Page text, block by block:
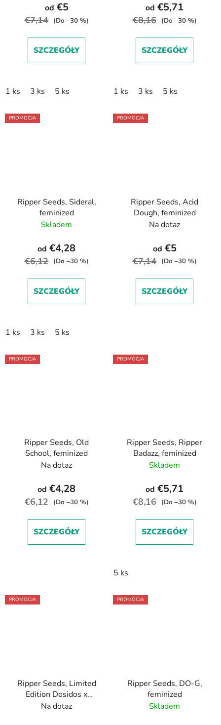
od €5
€7,14 (Do –30 %)
SZCZEGÓŁY
1 ks 3 ks 5 ks
od €5,71
€8,16 (Do –30 %)
SZCZEGÓŁY
1 ks 3 ks 5 ks
PROMOCJA
Ripper Seeds, Sideral,
feminized
Skladem
od €4,28
€6,12 (Do –30 %)
SZCZEGÓŁY
1 ks 3 ks 5 ks
PROMOCJA
Ripper Seeds, Acid
Dough, feminized
Na dotaz
od €5
€7,14 (Do –30 %)
SZCZEGÓŁY
PROMOCJA
Ripper Seeds, Old
School, feminized
Na dotaz
od €4,28
€6,12 (Do –30 %)
SZCZEGÓŁY
PROMOCJA
Ripper Seeds, Ripper
Badazz, feminized
Skladem
od €5,71
€8,16 (Do –30 %)
SZCZEGÓŁY
5 ks
PROMOCJA
Ripper Seeds, Limited
Edition Dosidos x
Purple Punch,
Na dotaz
PROMOCJA
Ripper Seeds, DO-G,
feminized
Skladem